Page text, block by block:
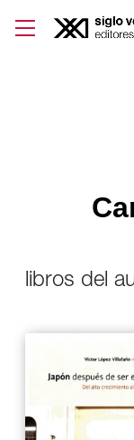
libros del